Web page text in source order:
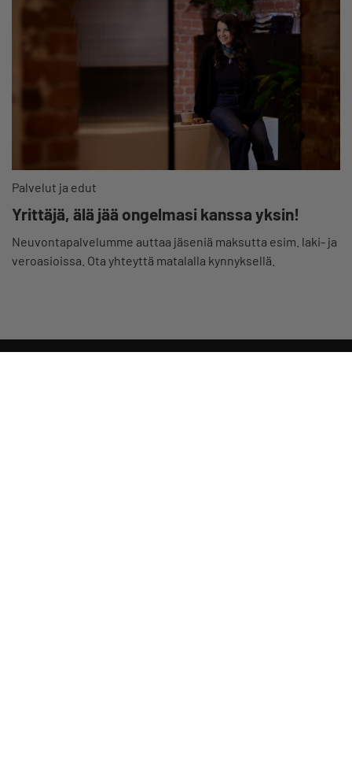
Palvelut ja edut
Yrittäjä, älä jää ongelmasi kanssa yksin!
Neuvontapalvelumme auttaa jäseniä maksutta esim. laki- ja
veroasioissa. Ota yhteyttä matalalla kynnyksellä.